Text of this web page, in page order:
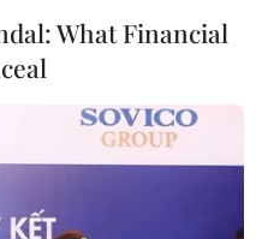
What Financial